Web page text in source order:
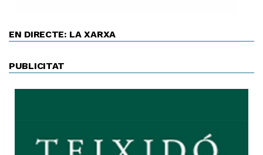
EN DIRECTE: LA XARXA
PUBLICITAT